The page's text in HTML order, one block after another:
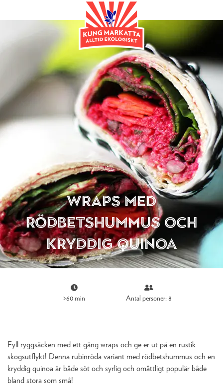
Wraps med
rödbetshummus och
kryddig quinoa
Frukost & Mellanmål
>60 min Antal personer: 8
Fyll ryggsäcken med ett gäng wraps och ge er ut på en rustik
skogsutflykt! Denna rubinröda variant med rödbetshummus och en
kryddig quinoa är både söt och syrlig och omåttligt populär både
bland stora som små!